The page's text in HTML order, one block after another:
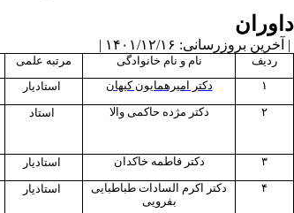
داوران
| آخرین بروزرسانی: ۱۴۰۱/۱۲/۱۶ |
ردیف نام و نام خانوادگی مرتبه علمی
۱
دکتر امیرهمایون کیهان استادیار
۲
دکتر مژده حاکمی والا استاد
۳ دکتر فاطمه خاکدان استادیار
۴
دکتر اکرم السادات طباطبایی
بفرویی
استادیار